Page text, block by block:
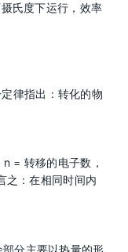
氏度下运行，效率
律指出：转化的物
= 转移的电子数，
：在相同时间内
分主要以热量的形